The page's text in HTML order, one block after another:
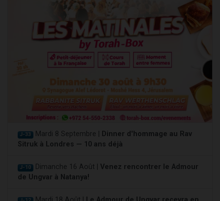
J-33 Mardi 8 Septembre |
Dinner d'hommage au Rav
Sitruk à Londres — 10 ans déjà
J-10 Dimanche 16 Août | Venez rencontrer le Admour
de Ungvar à Natanya!